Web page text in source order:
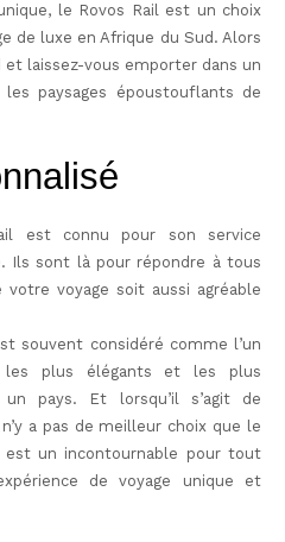
le Rovos Rail est un choix
de luxe en Afrique du Sud. Alors
et laissez-vous emporter dans un
paysages époustouflants de
est connu pour son service
Ils sont là pour répondre à tous
votre voyage soit aussi agréable
souvent considéré comme l’un
les plus élégants et les plus
pays. Et lorsqu’il s’agit de
a pas de meilleur choix que le
est un incontournable pour tout
de voyage unique et